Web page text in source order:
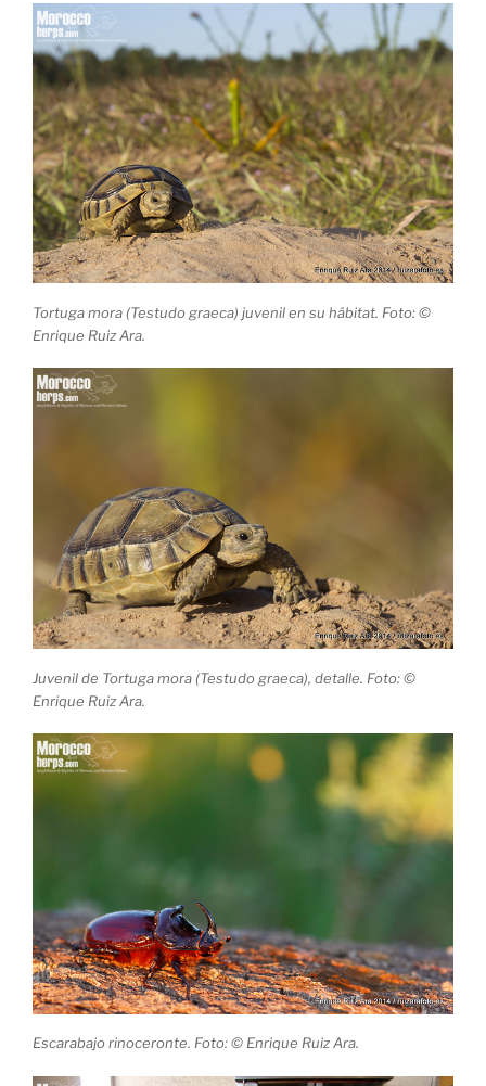
Tortuga mora (Testudo graeca) juvenil en su hábitat. Foto: ©
Enrique Ruiz Ara.
Juvenil de Tortuga mora (Testudo graeca), detalle. Foto: ©
Enrique Ruiz Ara.
Escarabajo rinoceronte. Foto: © Enrique Ruiz Ara.